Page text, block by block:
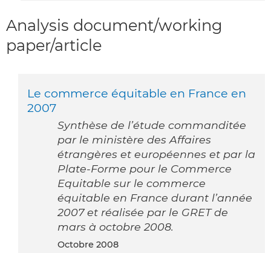
Analysis document/working
paper/article
Le commerce équitable en France en
2007
Synthèse de l’étude commanditée
par le ministère des Affaires
étrangères et européennes et par la
Plate-Forme pour le Commerce
Equitable sur le commerce
équitable en France durant l’année
2007 et réalisée par le GRET de
mars à octobre 2008.
octobre 2008